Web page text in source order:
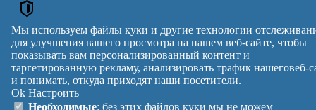
Почтовые индексы Украины. Обновлено : 07-08-2026.
109, 110, 111, 112, 113, 114, 116,
118, 120
Вулиця № будинків
Індекс
reklama
Правила
Политика
Обратная
Мы используем файлы куки и другие технологии
для улучшения вашего просмотра на нашем веб-сайте, чтобы
показывать вам персонализированный контент и
таргетированную рекламу, анализировать трафик нашеговеб-
и понимать, откуда приходят наши посетители.
Ok Настроить
Необходимые: без этих файлов куки мы не можем